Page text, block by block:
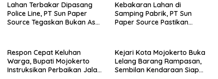
Lahan Terbakar Dipasang
Police Line, PT Sun Paper
Source Tegaskan Bukan Aset
Kebakaran Lahan di
Samping Pabrik, PT Sun
Paper Source Pastikan
Respon Cepat Keluhan
Warga, Bupati Mojokerto
Instruksikan Perbaikan Jalan
Kejari Kota Mojokerto Buka
Lelang Barang Rampasan,
Sembilan Kendaraan Siap